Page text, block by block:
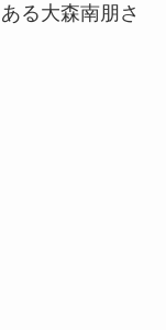
る大森南朋さ